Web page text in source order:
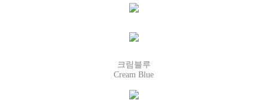
크림블루
Cream Blue